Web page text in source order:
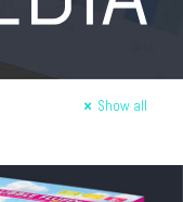
Show all